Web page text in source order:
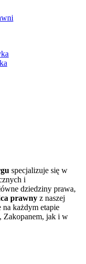
specjalizuje się w
i
dziedziny prawa,
prawny z naszej
każdym etapie
Zakopanem, jak i w